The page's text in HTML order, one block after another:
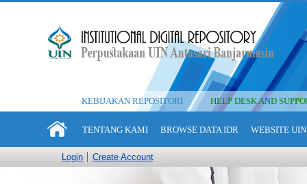
KEBIJAKAN REPOSITORI HELP DESK AND
TENTANG KAMI BROWSE DATA IDR WEBSITE
Login Create Account